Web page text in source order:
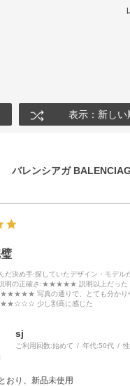
表示：新しい
バレンシアガ
だ決め手:探していたデザイン・モデル
明の正確さ :★★★★★ 説明以上だった
写真の通りで、とても分かり
少し割高に感じた
sj
ご利用回数:始めて 年代:50代
おり、新品未使用